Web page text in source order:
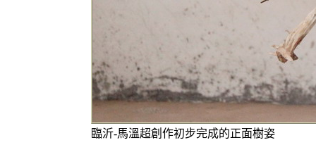
臨沂-馬溫超創作初步完成的正面樹姿